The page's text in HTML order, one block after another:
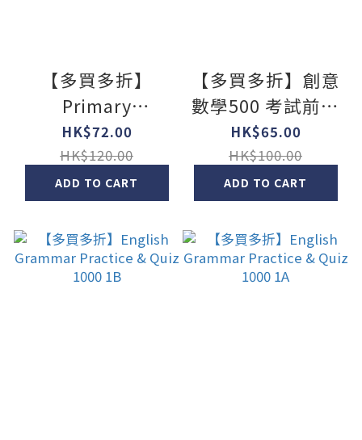
【多買多折】
Primary
Mathematics:Exercise,Revision
& Mock Exam 1B
HK$72.00
HK$120.00
ADD TO CART
【多買多折】創意
數學500 考試前必
做500題(新課程
版) 1上
HK$65.00
HK$100.00
ADD TO CART